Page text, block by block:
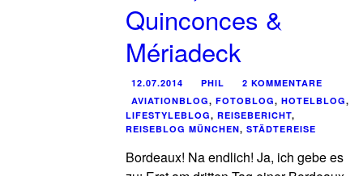
Quinconces &
Mériadeck
12.07.2014 PHIL
2 KOMMENTARE
AVIATIONBLOG, FOTOBLOG, HOTELBLOG,
LIFESTYLEBLOG, REISEBERICHT,
REISEBLOG MÜNCHEN, STÄDTEREISE
Bordeaux! Na endlich! Ja, ich gebe es